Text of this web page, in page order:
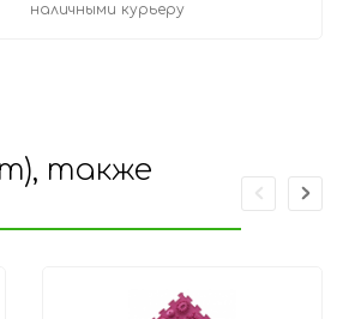
наличными курьеру
также